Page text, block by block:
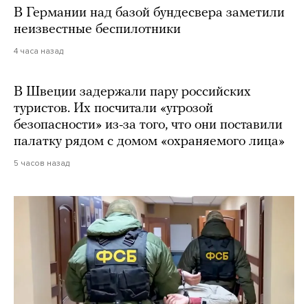
В Германии над базой бундесвера заметили
неизвестные беспилотники
4 часа назад
В Швеции задержали пару российских
туристов. Их посчитали «угрозой
безопасности» из-за того, что они поставили
палатку рядом с домом «охраняемого лица»
5 часов назад